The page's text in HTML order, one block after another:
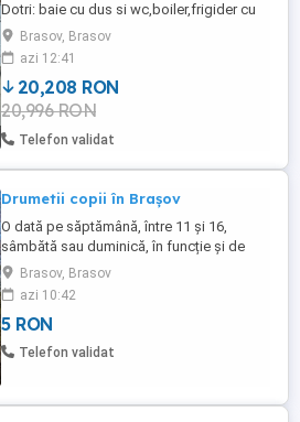
Dotri: baie cu dus si wc,boiler,frigider cu
congelator,AC,bazin apa curata si
gri,cort,generator 2.8kw,antena sat.etc.
Brasov, Brasov
azi 12:41
20,208 RON
20,996 RON
Telefon validat
Drumetii copii în Brașov
O dată pe săptămână, între 11 și 16,
sâmbătă sau duminică, în funcție și de
traseu sau de vreme. Pe sub Tâmpa, pe
Tâmpa sau în apropiere, în cartierul Noua.
5 lei zi o dată pe lună de dimineață,
miercuri sau joi, cam între orele 7:30 și 18
pe Postăvarul sau pe Piatra mare sau în
Brasov, Brasov
azi 10:42
5 RON
Telefon validat